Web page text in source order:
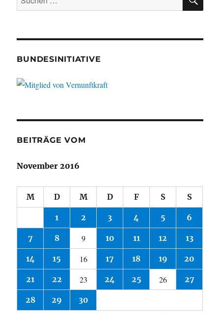
nach:
BUNDESINITIATIVE
BEITRÄGE VOM
November 2016
M D M D F S S
1 2 3 4 5 6
7 8 9 10 11 12 13
14 15 16 17 18 19 20
21 22 23 24 25 26 27
28 29 30